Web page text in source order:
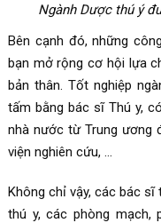
Ngành Dược thú ý
Bên cạnh đó, những
bạn mở rộng cơ hội lựa
bản thân. Tốt nghiệp
tấm bằng bác sĩ Thú y,
nhà nước từ Trung ương
viện nghiên cứu, …
Không chỉ vậy, các bác
thú y, các phòng mạch,